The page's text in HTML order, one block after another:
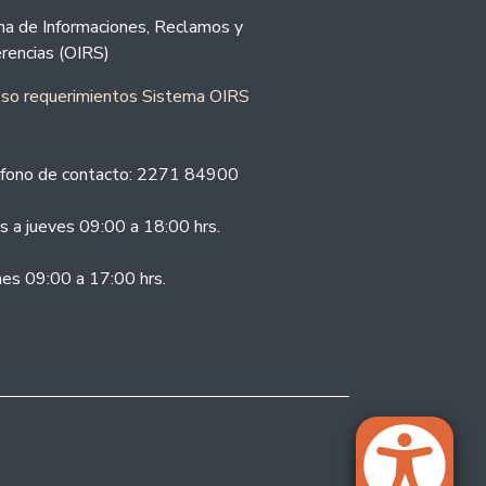
de Informaciones, Reclamos y
(OIRS)
requerimientos Sistema OIRS
de contacto: 2271 84900
a jueves 09:00 a 18:00 hrs.
09:00 a 17:00 hrs.